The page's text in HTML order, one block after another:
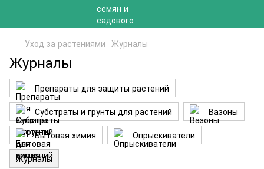
Уход за растениями Журналы
Журналы
Препараты для защиты растений
Субстраты и грунты для растений
Вазоны
Бытовая химия
Опрыскиватели
Журналы